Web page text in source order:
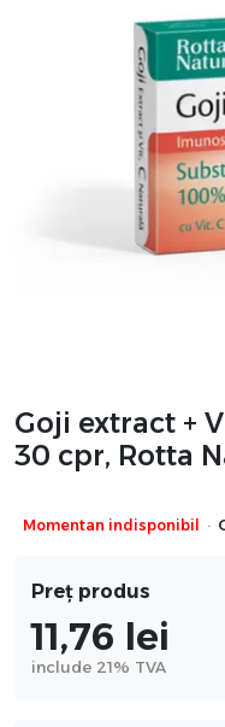
Goji extract +
30 cpr, Rotta
Momentan indisponibil ·
Preț produs
11,76 lei
include 21% TVA